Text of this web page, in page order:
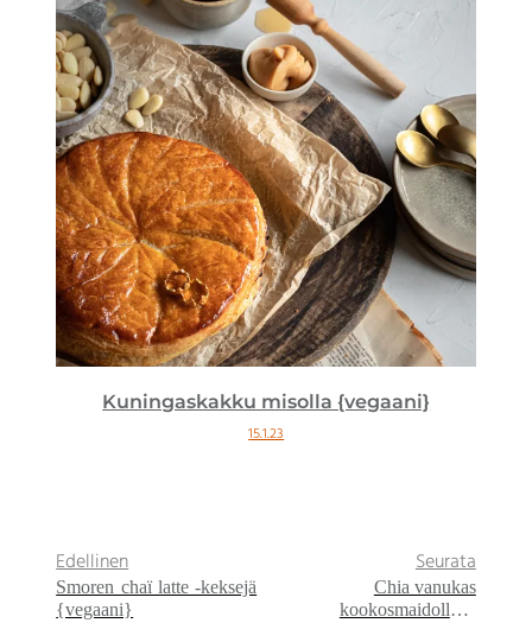
Kuningaskakku misolla {vegaani}
15.1.23
Edellinen
Smoren chaï latte -keksejä
{vegaani}
Seurata
Chia vanukas
kookosmaidolla ja